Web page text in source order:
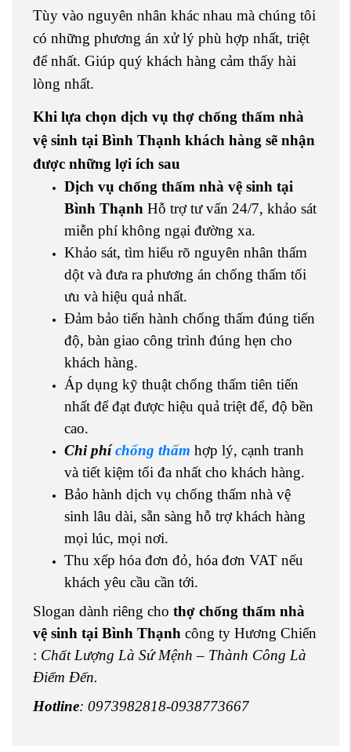
Tùy vào nguyên nhân khác nhau mà chúng tôi
có những phương án xử lý phù hợp nhất, triệt
để nhất. Giúp quý khách hàng cảm thấy hài
lòng nhất.
Khi lựa chọn dịch vụ thợ chống thấm nhà
vệ sinh tại Bình Thạnh khách hàng sẽ nhận
được những lợi ích sau
Dịch vụ chống thấm nhà vệ sinh tại
Bình Thạnh Hỗ trợ tư vấn 24/7, khảo sát
miễn phí không ngại đường xa.
Khảo sát, tìm hiểu rõ nguyên nhân thấm
dột và đưa ra phương án chống thấm tối
ưu và hiệu quả nhất.
Đảm bảo tiến hành chống thấm đúng tiến
độ, bàn giao công trình đúng hẹn cho
khách hàng.
Áp dụng kỹ thuật chống thấm tiên tiến
nhất để đạt được hiệu quả triệt để, độ bền
cao.
Chi phíchống thấm hợp lý, cạnh tranh
và tiết kiệm tối đa nhất cho khách hàng.
Bảo hành dịch vụ chống thấm nhà vệ
sinh lâu dài, sẵn sàng hỗ trợ khách hàng
mọi lúc, mọi nơi.
Thu xếp hóa đơn đỏ, hóa đơn VAT nếu
khách yêu cầu cần tới.
Slogan dành riêng cho thợ chống thấm nhà
vệ sinh tại Bình Thạnh công ty Hương Chiến
: Chất Lượng Là Sứ Mệnh – Thành Công Là
Điểm Đến.
Hotline: 0973982818-0938773667